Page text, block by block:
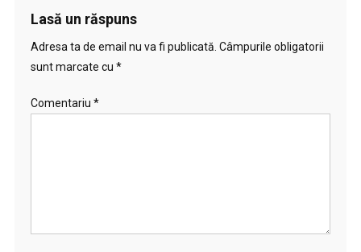
Lasă un răspuns
Adresa ta de email nu va fi publicată. Câmpurile obligatorii
sunt marcate cu *
Comentariu *